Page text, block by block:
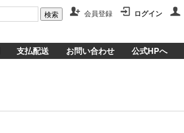
会員登録 ログイン
支払配送 お問い合わせ 公式HPへ